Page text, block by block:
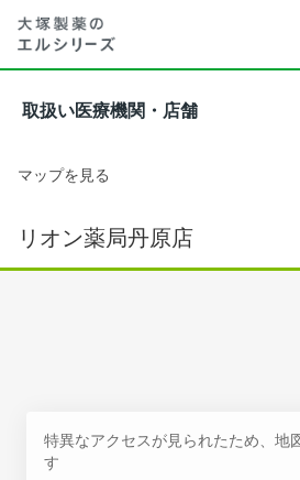
取扱い医療機関・店舗
マップを見る
リオン薬局丹原店
特異なアクセスが見られたため、地
す